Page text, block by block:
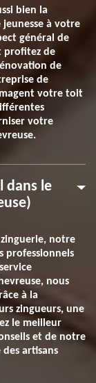
bien la
à votre
général de
profitez de
de
de
votre toit
votre
dans le
notre
professionnels
nous
à la
zingueurs, une
le meilleur
et de notre
artisans